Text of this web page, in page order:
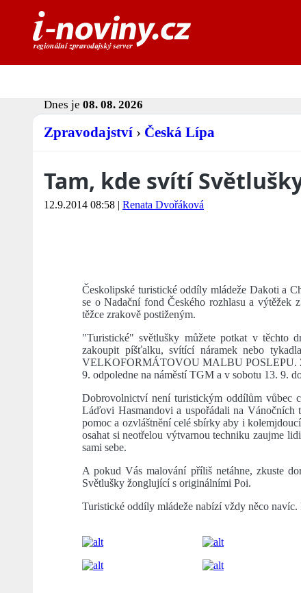
Dnes je 08. 08. 2026
Zpravodajství › Česká Lípa
Tam, kde svítí
12.9.2014 08:58 | Renata Dvořáková
Českolipské turistické oddíly mládeže Dakoti a
se o Nadační fond Českého rozhlasu a výtěžek
těžce zrakově postiženým.
"Turistické" světlušky můžete potkat v těchto
zakoupit píšťalku, svítící náramek nebo
VELKOFORMÁTOVOU MALBU POSLEPU.
9. odpoledne na náměstí TGM a v sobotu 13. 9.
Dobrovolnictví není turistickým oddílům vůbec
Láďovi Hasmandovi a uspořádali na
pomoc a ozvláštnění celé sbírky aby i
osahat si neotřelou výtvarnou techniku zaujme
sami sebe.
A pokud Vás malování příliš netáhne, zkuste
Světlušky žonglující s originálními Poi.
Turistické oddíly mládeže nabízí vždy něco